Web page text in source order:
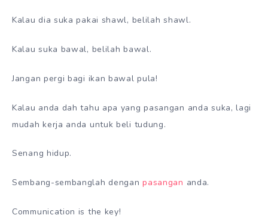
Kalau dia suka pakai shawl, belilah shawl.
Kalau suka bawal, belilah bawal.
Jangan pergi bagi ikan bawal pula!
Kalau anda dah tahu apa yang pasangan anda suka, lagi
mudah kerja anda untuk beli tudung.
Senang hidup.
Sembang-sembanglah denganpasangan anda.
Communication is the key!